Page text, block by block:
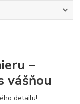
–
vášňou
detailu!